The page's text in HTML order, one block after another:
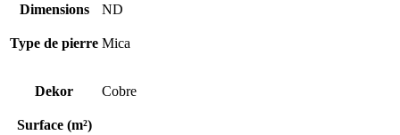
Dimensions ND
Type de pierre Mica
Dekor Cobre
Surface (m²)